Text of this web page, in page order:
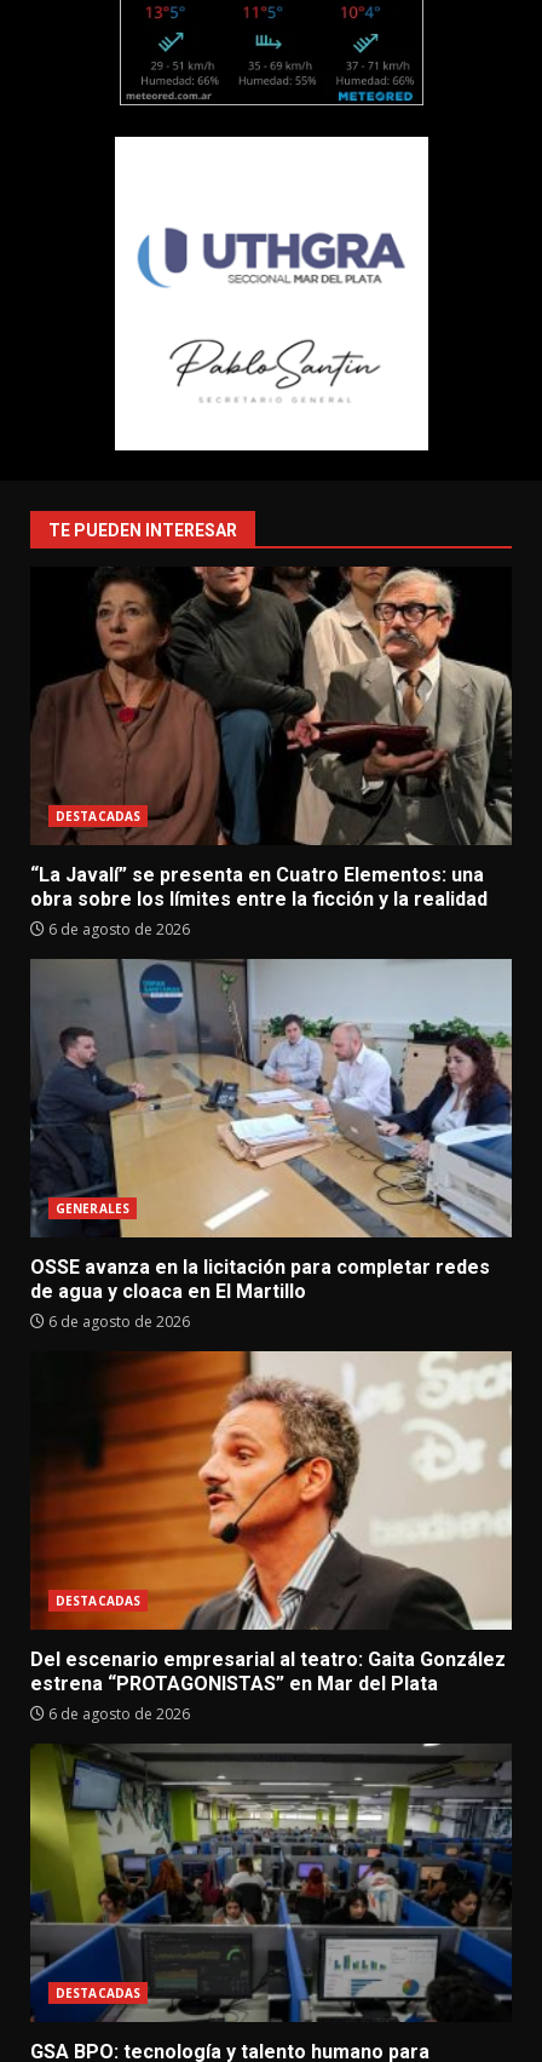
TE PUEDEN INTERESAR
DESTACADAS
“La Javalí” se presenta en Cuatro Elementos: una
obra sobre los límites entre la ficción y la realidad
6 de agosto de 2026
GENERALES
OSSE avanza en la licitación para completar redes
de agua y cloaca en El Martillo
6 de agosto de 2026
DESTACADAS
Del escenario empresarial al teatro: Gaita González
estrena “PROTAGONISTAS” en Mar del Plata
6 de agosto de 2026
DESTACADAS
GSA BPO: tecnología y talento humano para